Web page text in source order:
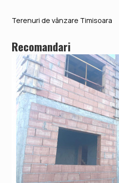
Terenuri de vânzare Timisoara
Recomandari